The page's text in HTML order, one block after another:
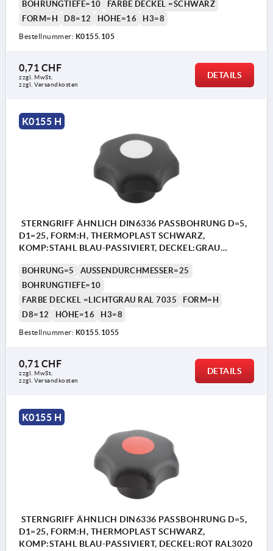
BOHRUNGTIEFE=10
FARBE DECKEL =SCHWARZ
FORM=H
D8=12 HÖHE=16 H3=8
Bestellnummer: K0155.105
0,71 CHF
zzgl. MwSt.
zzgl. Versandkosten
DETAILS
K0155 H
STERNGRIFF ÄHNLICH DIN6336 PASSBOHRUNG D=5,
D1=25, FORM:H, THERMOPLAST SCHWARZ,
KOMP:STAHL BLAU-PASSIVIERT, DECKEL:GRAU
BOHRUNG=5
AUSSENDURCHMESSER=25
BOHRUNGTIEFE=10
FARBE DECKEL =LICHTGRAU RAL 7035
FORM=H
D8=12
HÖHE=16 H3=8
Bestellnummer: K0155.1055
0,71 CHF
zzgl. MwSt.
zzgl. Versandkosten
DETAILS
K0155 H
STERNGRIFF ÄHNLICH DIN6336 PASSBOHRUNG D=5,
D1=25, FORM:H, THERMOPLAST SCHWARZ,
KOMP:STAHL BLAU-PASSIVIERT, DECKEL:ROT RAL3020